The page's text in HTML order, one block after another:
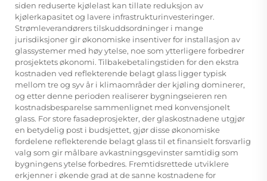
siden reduserte kjølelast kan tillate reduksjon av
kjølerkapasitet og lavere infrastrukturinvesteringer.
Strømleverandørers tilskuddsordninger i mange
jurisdiksjoner gir økonomiske insentiver for installasjon av
glassystemer med høy ytelse, noe som ytterligere forbedrer
prosjektets økonomi. Tilbakebetalingstiden for den ekstra
kostnaden ved reflekterende belagt glass ligger typisk
mellom tre og syv år i klimaområder der kjøling dominerer,
og etter denne perioden realiserer bygningseieren ren
kostnadsbesparelse sammenlignet med konvensjonelt
glass. For store fasadeprosjekter, der glaskostnadene utgjør
en betydelig post i budsjettet, gjør disse økonomiske
fordelene reflekterende belagt glass til et finansielt forsvarlig
valg som gir målbare avkastningsgevinster samtidig som
bygningens ytelse forbedres. Fremtidsrettede utviklere
erkjenner i økende grad at de sanne kostnadene for